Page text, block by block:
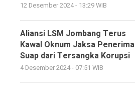
12 Desember 2024 - 13:29 WIB
Aliansi LSM Jombang Terus
Kawal Oknum Jaksa Penerima
Suap dari Tersangka Korupsi
4 Desember 2024 - 07:51 WIB